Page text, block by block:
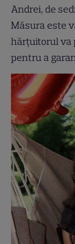
Andrei, de
Măsura este
hărțuitorul va
pentru a